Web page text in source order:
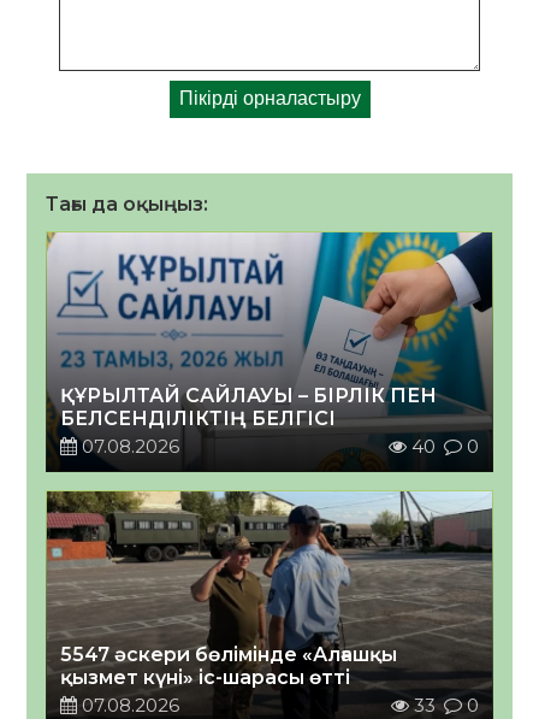
Тағы да оқыңыз:
ҚҰРЫЛТАЙ САЙЛАУЫ – БІРЛІК ПЕН
БЕЛСЕНДІЛІКТІҢ БЕЛГІСІ
07.08.2026
40 0
5547 әскери бөлімінде «Алғашқы
қызмет күні» іс-шарасы өтті
07.08.2026
33 0